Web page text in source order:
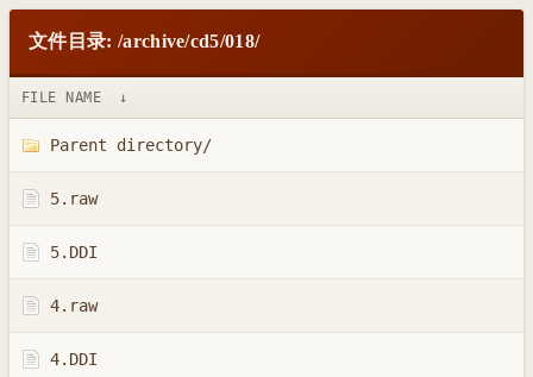
文件目录: /archive/cd5/018/
FILE NAME ↓
Parent directory/
5.raw
5.DDI
4.raw
4.DDI